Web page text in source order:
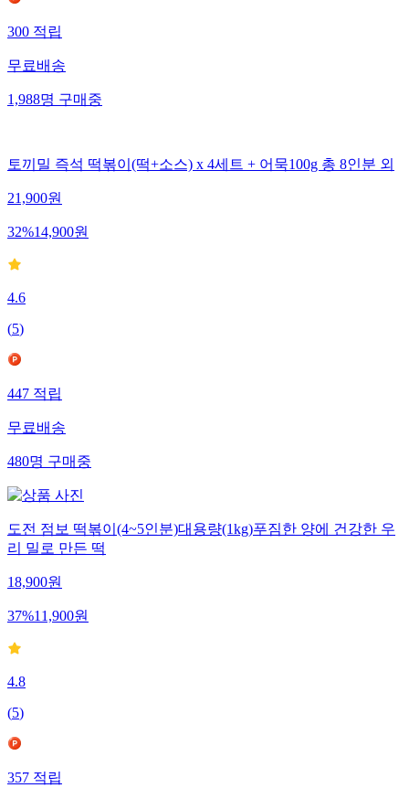
300적립
무료배송
1,988명구매중
토끼밀 즉석 떡볶이(떡+소스) x 4세트 + 어묵100g 총 8인분 외
21,900원
32%14,900원
4.6
(5)
447적립
무료배송
480명구매중
도전 점보 떡볶이(4~5인분)대용량(1kg)푸짐한 양에 건강한 우
리 밀로 만든 떡
18,900원
37%11,900원
4.8
(5)
357적립